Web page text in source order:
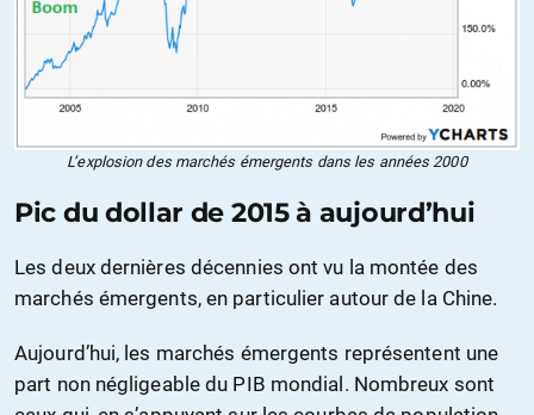
L’explosion des marchés émergents dans les années 2000
Pic du dollar de 2015 à aujourd’hui
Les deux dernières décennies ont vu la montée des
marchés émergents, en particulier autour de la Chine.
Aujourd’hui, les marchés émergents représentent une
part non négligeable du PIB mondial. Nombreux sont